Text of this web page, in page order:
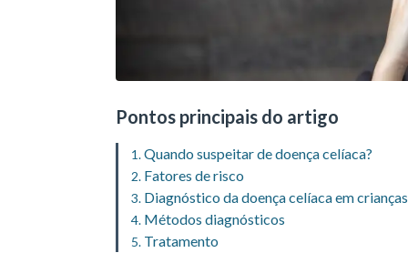
Pontos principais do artigo
Quando suspeitar de doença celíaca?
Fatores de risco
Diagnóstico da doença celíaca em crianças
Métodos diagnósticos
Tratamento